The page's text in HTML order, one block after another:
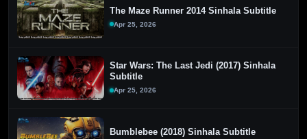
The Maze Runner 2014 Sinhala Subtitle
Apr 25, 2026
Star Wars: The Last Jedi (2017) Sinhala
Subtitle
Apr 25, 2026
Bumblebee (2018) Sinhala Subtitle